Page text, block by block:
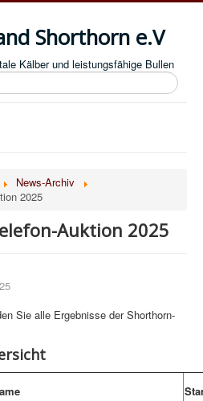
Shorthorn e.V
Kälber und leistungsfähige Bullen
News-Archiv
2025
Auktion 2025
Sie alle Ergebnisse der Shorthorn-